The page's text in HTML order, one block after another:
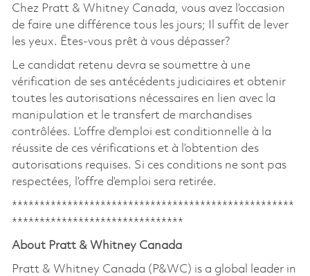
Chez Pratt & Whitney Canada, vous avez l’occasion
de faire une différence tous les jours; Il suffit de lever
les yeux. Êtes-vous prêt à vous dépasser?
Le candidat retenu devra se soumettre à une
vérification de ses antécédents judiciaires et obtenir
toutes les autorisations nécessaires en lien avec la
manipulation et le transfert de marchandises
contrôlées. L’offre d’emploi est conditionnelle à la
réussite de ces vérifications et à l’obtention des
autorisations requises. Si ces conditions ne sont pas
respectées, l’offre d’emploi sera retirée.
***************************************************
*******************************
About Pratt & Whitney Canada
Pratt & Whitney Canada (P&WC) is a global leader in